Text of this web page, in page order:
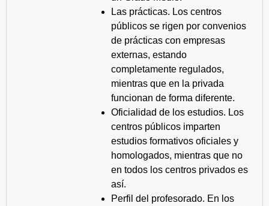
Las prácticas. Los centros
públicos se rigen por convenios
de prácticas con empresas
externas, estando
completamente regulados,
mientras que en la privada
funcionan de forma diferente.
Oficialidad de los estudios. Los
centros públicos imparten
estudios formativos oficiales y
homologados, mientras que no
en todos los centros privados es
así.
Perfil del profesorado. En los